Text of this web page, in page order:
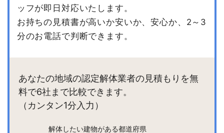
ッフが即日対応いたします。
お持ちの見積書が高いか安いか、安心か、2～3
分のお電話で判断できます。
あなたの地域の認定解体業者の見積もりを無
料で6社まで比較できます。
（カンタン1分入力）
解体したい建物がある都道府県